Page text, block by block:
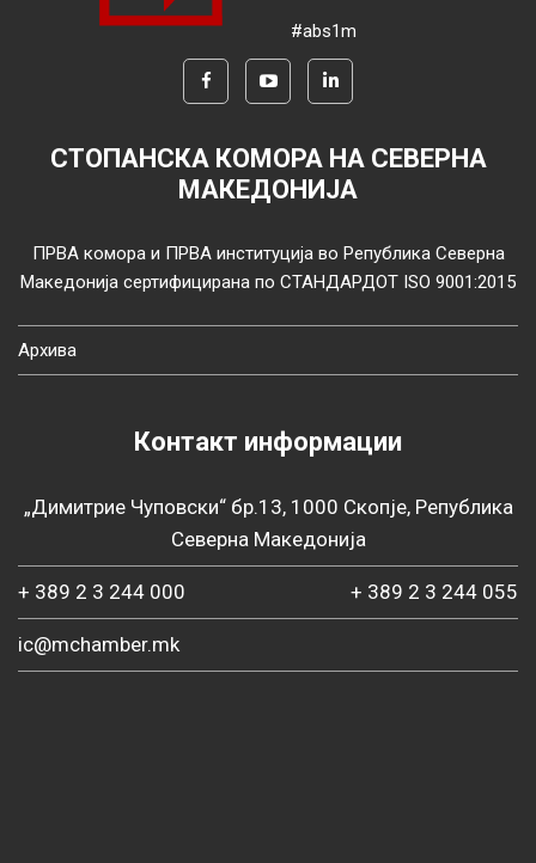
#abs1m
СТОПАНСКА КОМОРА НА СЕВЕРНА
МАКЕДОНИЈА
ПРВА комора и ПРВА институција во Република Северна
Македонија сертифицирана по СТАНДАРДОТ ISO 9001:2015
Архива
Контакт информации
„Димитрие Чуповски“ бр.13, 1000 Скопје, Република
Северна Македонија
+ 389 2 3 244 000 + 389 2 3 244 055
ic@mchamber.mk